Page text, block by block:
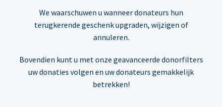
We waarschuwen u wanneer donateurs hun
terugkerende geschenk upgraden, wijzigen of
annuleren.
Bovendien kunt u met onze geavanceerde donorfilters
uw donaties volgen en uw donateurs gemakkelijk
betrekken!